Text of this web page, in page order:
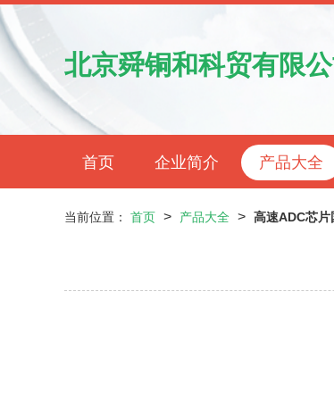
北京舜铜和科贸有限公
首页 企业简介 产品大全
当前位置： 首页 > 产品大全 > 高速ADC芯